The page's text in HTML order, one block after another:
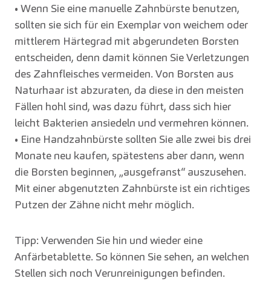
• Wenn Sie eine manuelle Zahnbürste benutzen,
sollten sie sich für ein Exemplar von weichem oder
mittlerem Härtegrad mit abgerundeten Borsten
entscheiden, denn damit können Sie Verletzungen
des Zahnfleisches vermeiden. Von Borsten aus
Naturhaar ist abzuraten, da diese in den meisten
Fällen hohl sind, was dazu führt, dass sich hier
leicht Bakterien ansiedeln und vermehren können.
• Eine Handzahnbürste sollten Sie alle zwei bis drei
Monate neu kaufen, spätestens aber dann, wenn
die Borsten beginnen, „ausgefranst“ auszusehen.
Mit einer abgenutzten Zahnbürste ist ein richtiges
Putzen der Zähne nicht mehr möglich.
Tipp: Verwenden Sie hin und wieder eine
Anfärbetablette. So können Sie sehen, an welchen
Stellen sich noch Verunreinigungen befinden.